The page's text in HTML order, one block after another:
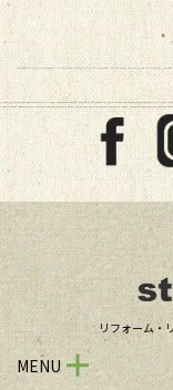
リフォーム・
MENU